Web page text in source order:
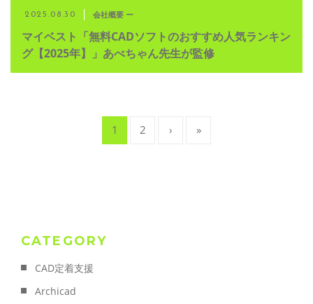
2025.08.30 会社概要 ー
マイベスト「無料CADソフトのおすすめ人気ランキン
グ【2025年】」あべちゃん先生が監修
1 2 › »
CATEGORY
CAD定着支援
Archicad